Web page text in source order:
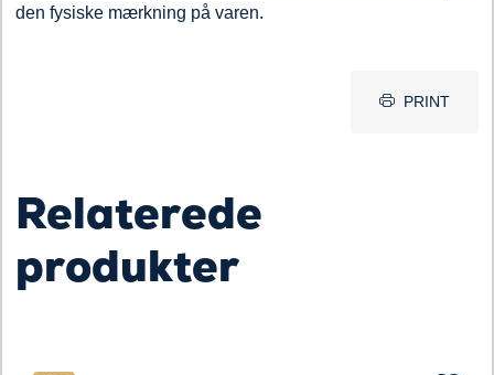
den fysiske mærkning på varen.
PRINT
Relaterede
produkter